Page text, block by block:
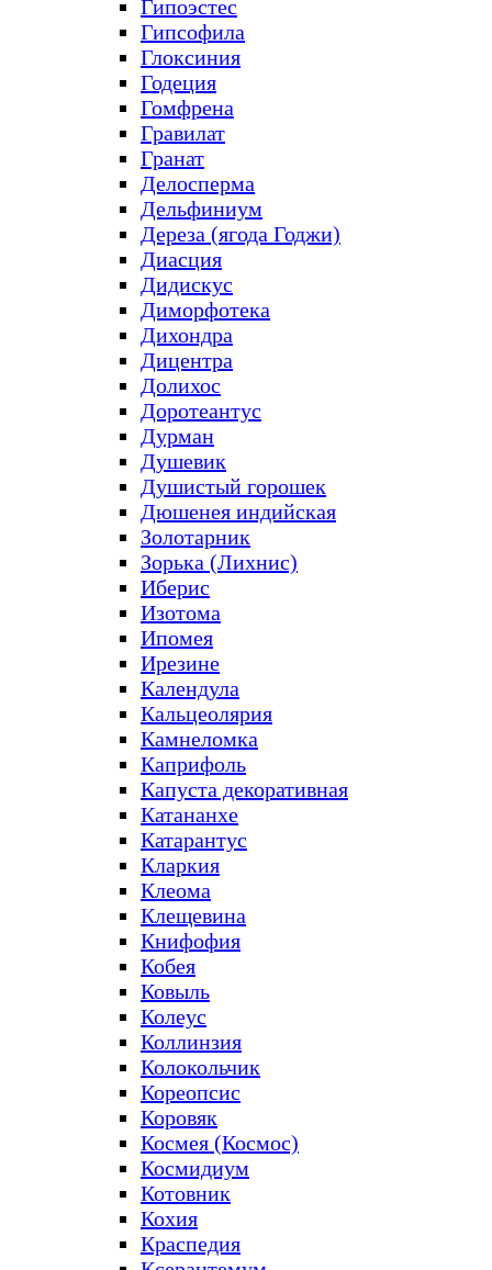
Гипоэстес
Гипсофила
Глоксиния
Годеция
Гомфрена
Гравилат
Гранат
Делосперма
Дельфиниум
Дереза (ягода Годжи)
Диасция
Дидискус
Диморфотека
Дихондра
Дицентра
Долихос
Доротеантус
Дурман
Душевик
Душистый горошек
Дюшенея индийская
Золотарник
Зорька (Лихнис)
Иберис
Изотома
Ипомея
Ирезине
Календула
Кальцеолярия
Камнеломка
Каприфоль
Капуста декоративная
Катананхе
Катарантус
Кларкия
Клеома
Клещевина
Книфофия
Кобея
Ковыль
Колеус
Коллинзия
Колокольчик
Кореопсис
Коровяк
Космея (Космос)
Космидиум
Котовник
Кохия
Краспедия